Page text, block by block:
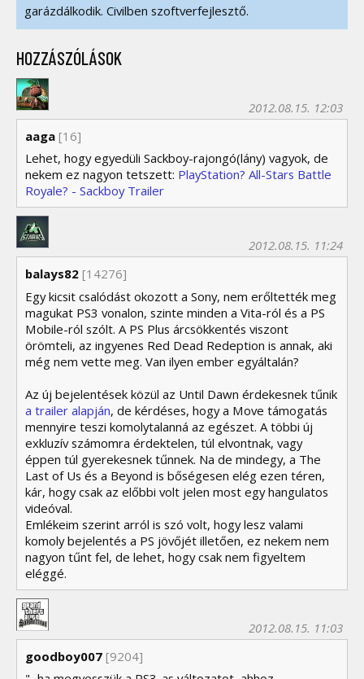
garázdálkodik. Civilben szoftverfejlesztő.
HOZZÁSZÓLÁSOK
aaga
2012.08.15. 12:03
[16]
Lehet, hogy egyedüli Sackboy-rajongó(lány) vagyok, de
nekem ez nagyon tetszett: PlayStation? All-Stars Battle
Royale? - Sackboy Trailer
balays82
2012.08.15. 11:24
[14276]
Egy kicsit csalódást okozott a Sony, nem erőltették meg
magukat PS3 vonalon, szinte minden a Vita-ról és a PS
Mobile-ról szólt. A PS Plus árcsökkentés viszont
örömteli, az ingyenes Red Dead Redeption is annak, aki
még nem vette meg. Van ilyen ember egyáltalán?
Az új bejelentések közül az Until Dawn érdekesnek tűnik
a trailer alapján, de kérdéses, hogy a Move támogatás
mennyire teszi komolytalanná az egészet. A többi új
exkluzív számomra érdektelen, túl elvontnak, vagy
éppen túl gyerekesnek tűnnek. Na de mindegy, a The
Last of Us és a Beyond is bőségesen elég ezen téren,
kár, hogy csak az előbbi volt jelen most egy hangulatos
videóval.
Emlékeim szerint arról is szó volt, hogy lesz valami
komoly bejelentés a PS jövőjét illetően, ez nekem nem
nagyon tűnt fel, de lehet, hogy csak nem figyeltem
eléggé.
goodboy007
2012.08.15. 11:03
[9204]